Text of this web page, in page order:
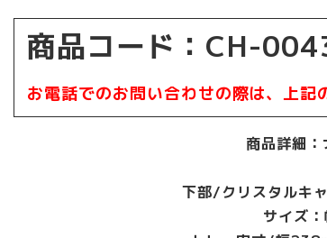
商品コード：CH-
お電話でのお問い合わせの際は、上記
商品詳細：
下部/クリスタルキ
サイズ